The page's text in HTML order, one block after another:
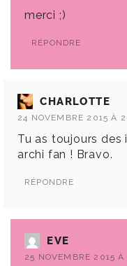
merci ;)
RÉPONDRE
CHARLOTTE
24 NOVEMBRE 2015 À
Tu as toujours des
archi fan ! Bravo.
RÉPONDRE
EVE
25 NOVEMBRE 2015 À